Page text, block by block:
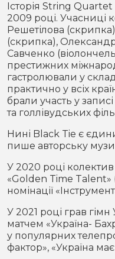
Історія String
2009 році. Учасниці
Решетілова
(скрипка),
Савченко
престижних
гастролювали у
практично у всіх
брали участь у
та голлівудських
Нині Black Tie є
пише авторську
У 2020 році
«Golden Time Talent»
номінації
У 2021 році грав
матчем «Україна-
у популярних
фактор», «Україна має